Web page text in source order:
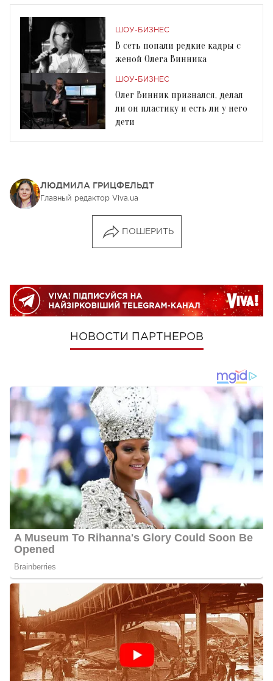
ШОУ-БИЗНЕС
В сеть попали редкие кадры с
женой Олега Винника
ШОУ-БИЗНЕС
Олег Винник признался, делал
ли он пластику и есть ли у него
дети
ЛЮДМИЛА ГРИЦФЕЛЬДТ
Главный редактор Viva.ua
ПОШЕРИТЬ
НОВОСТИ ПАРТНЕРОВ